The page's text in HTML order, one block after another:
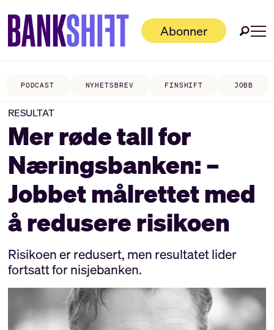
Abonner
PODCAST NYHETSBREV FINSHIFT JOBB
RESULTAT
Mer røde tall for
Næringsbanken: –
Jobbet målrettet med
å redusere risikoen
Risikoen er redusert, men resultatet lider
fortsatt for nisjebanken.